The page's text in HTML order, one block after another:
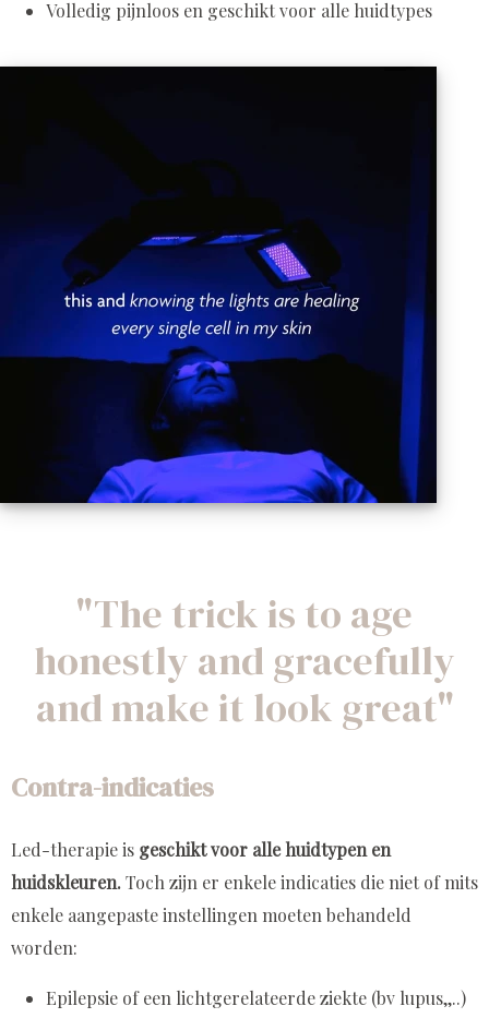
Volledig pijnloos en geschikt voor alle huidtypes
"The trick is to age
honestly and gracefully
and make it look great"
Contra-indicaties
Led-therapie is geschikt voor alle huidtypen en
huidskleuren.Toch zijn er enkele indicaties die niet of mits
enkele aangepaste instellingen moeten behandeld
worden:
Epilepsie of een lichtgerelateerde ziekte (bv lupus,,..)